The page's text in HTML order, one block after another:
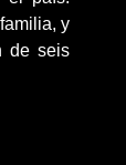
y
de seis